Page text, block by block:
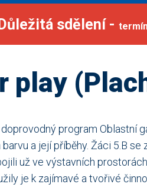
sdělení -
play
program Oblastní
barvu a její příběhy. Žáci 5.B
už ve výstavních
je k zajímavé a tvořivé